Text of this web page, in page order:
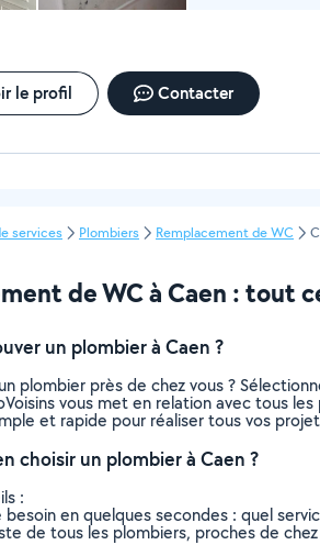
le profil Contacter
services Plombiers Remplacement de WC
de WC à Caen : tout
un plombier à Caen ?
plombier près de chez vous ?
vous met en relation avec tous
et rapide pour réaliser tous vos
choisir un plombier à Caen ?
:
en quelques secondes : quel
de tous les plombiers, proches de